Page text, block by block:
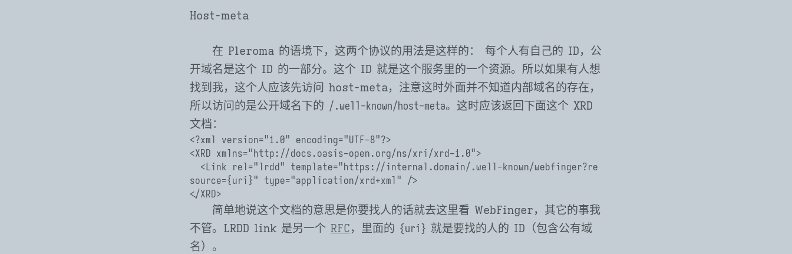
Host-meta
在 Pleroma 的语境下，这两个协议的用法是这样的： 每个人有自己的 ID，公
开域名是这个 ID 的一部分。这个 ID 就是这个服务里的一个资源。所以如果有人想
找到我，这个人应该先访问 host-meta，注意这时外面并不知道内部域名的存在，
所以访问的是公开域名下的 /.well-known/host-meta。这时应该返回下面这个 XRD
文档：
<?xml version="1.0" encoding="UTF-8"?>
<XRD xmlns="http://docs.oasis-open.org/ns/xri/xrd-1.0">
source={uri}" type="application/xrd+xml" />
</XRD>
简单地说这个文档的意思是你要找人的话就去这里看 WebFinger，其它的事我
不管。LRDD link 是另一个 RFC，里面的 {uri} 就是要找的人的 ID（包含公有域
名）。